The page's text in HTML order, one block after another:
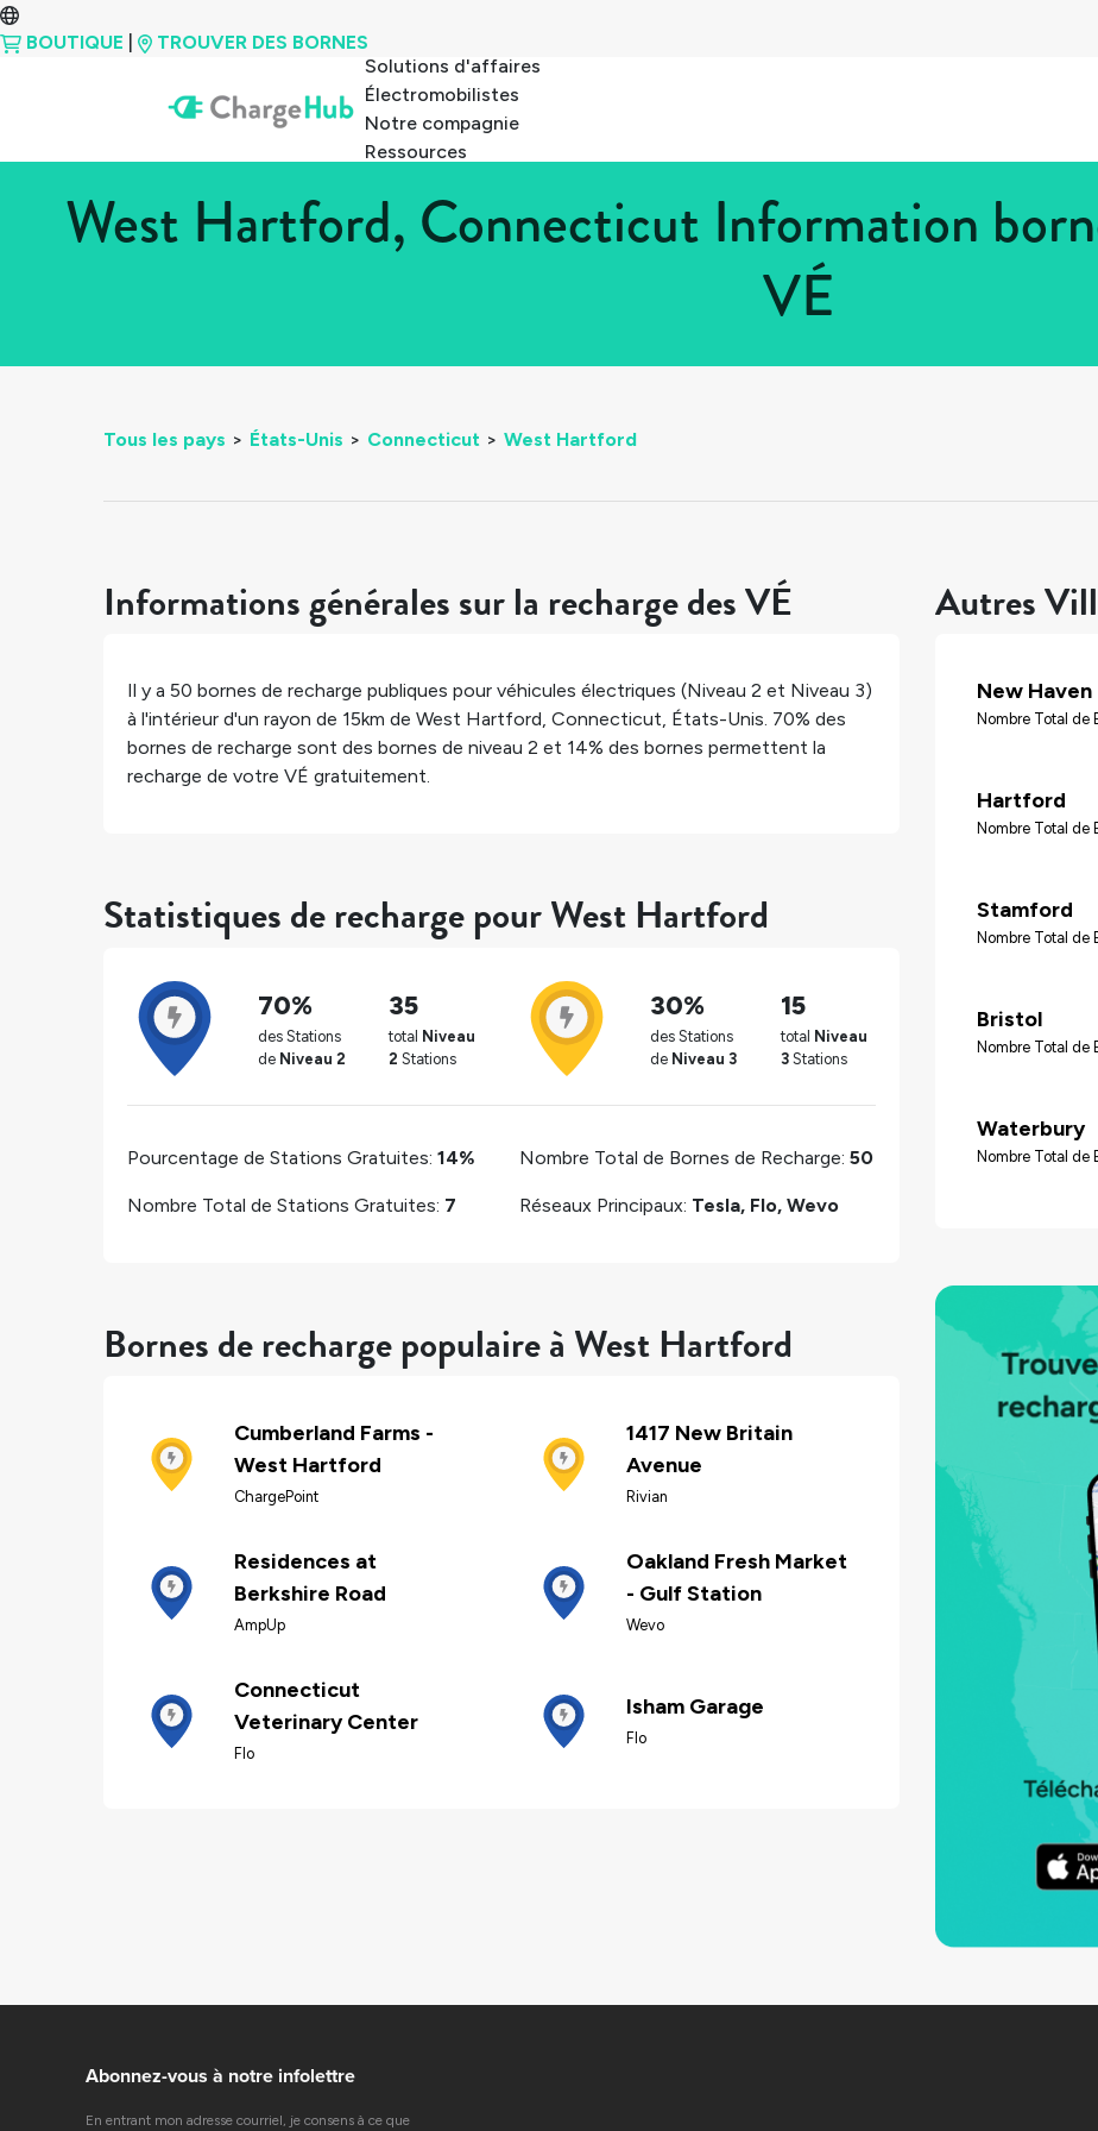
BOUTIQUE
TROUVER DES BORNES
Solutions d'affaires
Électromobilistes
Notre compagnie
Ressources
West Hartford, Connecticut Information
VÉ
Tous les pays > États-Unis > Connecticut > West Hartford
Informations générales sur la recharge des VÉ
Il y a 50 bornes de recharge publiques pour véhicules électriques (Niveau 2 et Niveau 3)
à l'intérieur d'un rayon de 15km de West Hartford, Connecticut, États-Unis. 70% des
bornes de recharge sont des bornes de niveau 2 et 14% des bornes permettent la
recharge de votre VÉ gratuitement.
Statistiques de recharge pour West Hartford
70%
des Stations
de Niveau 2
35
total Niveau
2 Stations
30%
des Stations
de Niveau 3
15
total Niveau
3 Stations
Pourcentage de Stations Gratuites: 14%
Nombre Total de Stations Gratuites: 7
Nombre Total de Bornes de Recharge: 50
Réseaux Principaux: Tesla, Flo, Wevo
Bornes de recharge populaire à West Hartford
Cumberland Farms -
West Hartford
ChargePoint
1417 New Britain
Avenue
Rivian
Residences at
Berkshire Road
AmpUp
Oakland Fresh Market
- Gulf Station
Wevo
Connecticut
Veterinary Center
Flo
Isham Garage
Flo
Autres
New Haven
Nombre Total de
Hartford
Nombre Total de
Stamford
Nombre Total de
Bristol
Nombre Total de
Waterbury
Nombre Total de
Abonnez-vous à notre infolettre
En entrant mon adresse courriel, je consens à ce que